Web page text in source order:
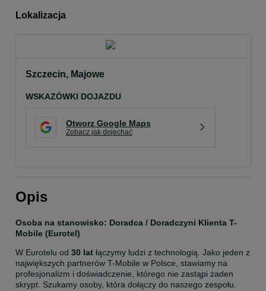
Lokalizacja
Szczecin, Majowe
WSKAZÓWKI DOJAZDU
Otworz Google Maps
Zobacz jak dojechać
Opis
Osoba na stanowisko: Doradca / Doradczyni Klienta T-
Mobile (Eurotel)
W Eurotelu od 30 lat łączymy ludzi z technologią. Jako jeden z
największych partnerów T-Mobile w Polsce, stawiamy na
profesjonalizm i doświadczenie, którego nie zastąpi żaden
skrypt. Szukamy osoby, która dołączy do naszego zespołu.